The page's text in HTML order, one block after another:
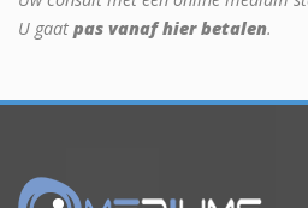
U gaat pas vanaf hier betalen.